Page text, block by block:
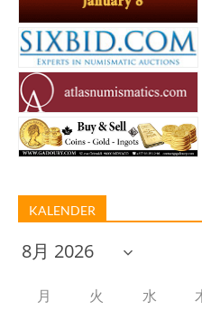
KALENDER
月 火 水